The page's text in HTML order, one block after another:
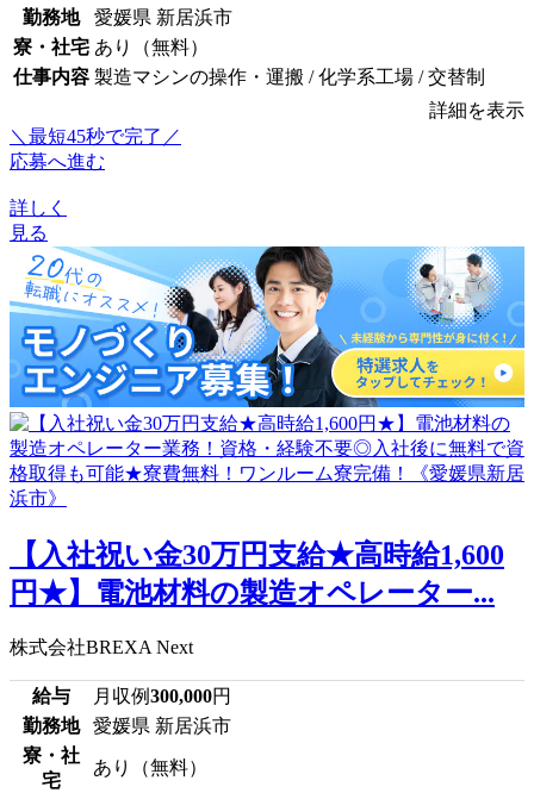
勤務地
愛媛県 新居浜市
寮・社宅 あり（無料）
仕事内容 製造マシンの操作・運搬 / 化学系工場 / 交替制
詳細を表示
＼最短45秒で完了／
応募へ進む
詳しく
見る
【入社祝い金30万円支給★高時給1,600
円★】電池材料の製造オペレーター...
株式会社BREXA Next
給与 月収例300,000円
勤務地
愛媛県 新居浜市
寮・社
宅
あり（無料）